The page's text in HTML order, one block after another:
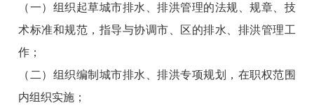
（一）组织起草城市排水、排洪管理的法规、规章、技
术标准和规范，指导与协调市、区的排水、排洪管理工
作；
（二）组织编制城市排水、排洪专项规划，在职权范围
内组织实施；